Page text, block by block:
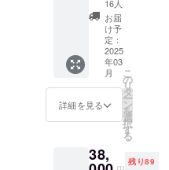
す。 ※
講義は1
時間程
度の予
定で
す。
宝石」
デザイ
ンと元
気先生
の愛猫
シナモ
ンが描
かれて
いま
リサイ
す。 元
素ガ
チャ10
と同じ
ケース
なの
で、一
緒に飾
び出る
ボール
元気先
生が動
画で
作った
ビスマ
スをレ
ジンの
キュー
ブにし
して、
ビスマ
16人
お届
け予
定：
2025
年03
月
詳細を見る
こ
の
リ
タ
ー
ン
を
選
択
す
る
38, 残り89